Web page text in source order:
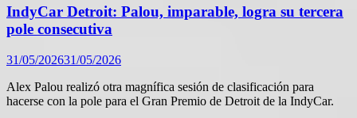
IndyCar Detroit: Palou, imparable, logra su tercera
pole consecutiva
31/05/202631/05/2026
Alex Palou realizó otra magnífica sesión de clasificación para
hacerse con la pole para el Gran Premio de Detroit de la IndyCar.